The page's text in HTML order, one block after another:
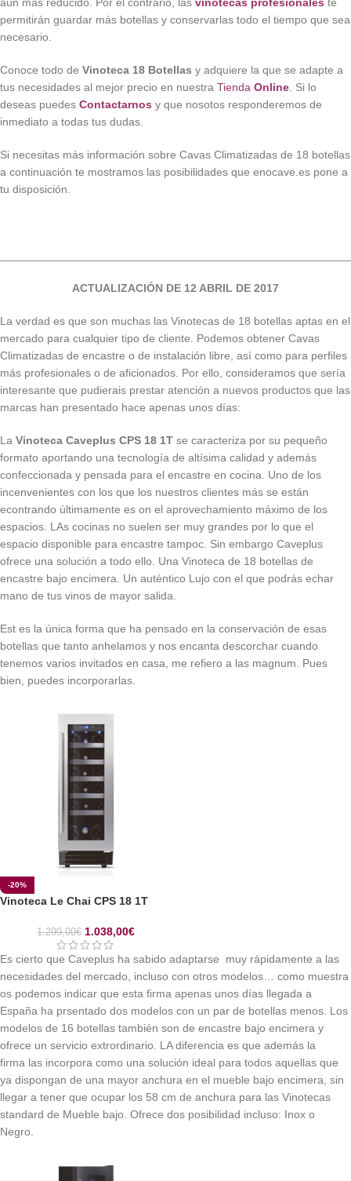
permitirán guardar más botellas y conservarlas todo el tiempo que sea
necesario.
Conoce todo de Vinoteca 18 Botellas y adquiere la que se adapte a
tus necesidades al mejor precio en nuestra Tienda Online . Si lo
deseas puedes Contactarnos y que nosotos responderemos de
inmediato a todas tus dudas.
Si necesitas más información sobre Cavas Climatizadas de 18 botellas
a continuación te mostramos las posibilidades que enocave.es pone a
tu disposición.
ACTUALIZACIÓN DE 12 ABRIL DE 2017
La verdad es que son muchas las Vinotecas de 18 botellas aptas en el
mercado para cualquier tipo de cliente. Podemos obtener Cavas
Climatizadas de encastre o de instalación libre, así como para perfiles
más profesionales o de aficionados. Por ello, consideramos que sería
interesante que pudierais prestar atención a nuevos productos que las
marcas han presentado hace apenas unos días:
La Vinoteca Caveplus CPS 18 1T se caracteriza por su pequeño
formato aportando una tecnología de altísima calidad y además
confeccionada y pensada para el encastre en cocina. Uno de los
incenvenientes con los que los nuestros clientes más se están
econtrando últimamente es on el aprovechamiento máximo de los
espacios. LAs cocinas no suelen ser muy grandes por lo que el
espacio disponible para encastre tampoc. Sin embargo Caveplus
ofrece una solución a todo ello. Una Vinoteca de 18 botellas de
encastre bajo encimera. Un auténtico Lujo con el que podrás echar
mano de tus vinos de mayor salida.
Est es la única forma que ha pensado en la conservación de esas
botellas que tanto anhelamos y nos encanta descorchar cuando
tenemos varios invitados en casa, me refiero a las magnum. Pues
bien, puedes incorporarlas.
-20%
Vinoteca Le Chai CPS 18 1T
1.299,00€ 1.038,00€
Es cierto que Caveplus ha sabido adaptarse muy rápidamente a las
necesidades del mercado, incluso con otros modelos… como muestra
os podemos indicar que esta firma apenas unos días llegada a
España ha prsentado dos modelos con un par de botellas menos. Los
modelos de 16 botellas también son de encastre bajo encimera y
ofrece un servicio extrordinario. LA diferencia es que además la
firma las incorpora como una solución ideal para todos aquellas que
ya dispongan de una mayor anchura en el mueble bajo encimera, sin
llegar a tener que ocupar los 58 cm de anchura para las Vinotecas
standard de Mueble bajo. Ofrece dos posibilidad incluso: Inox o
Negro.